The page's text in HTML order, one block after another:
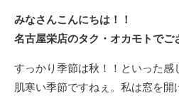
みなさんこんにちは！！
名古屋栄店のタク・オカモトでご
すっかり季節は秋！！といった感
肌寒い季節ですねぇ。私は窓を